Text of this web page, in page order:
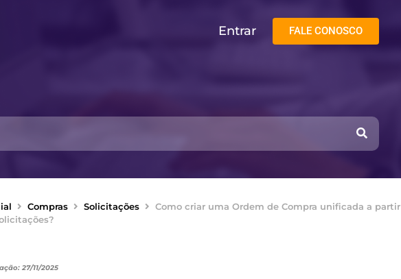
Entrar FALE CONOSCO
Compras Solicitações
Como criar uma Ordem de Compra unificada a partir
27/11/2025